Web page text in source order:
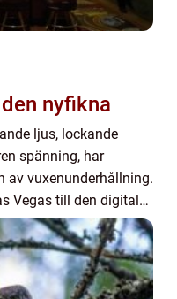
nyfikna
ljus, lockande
spänning, har
av vuxenunderhållning.
Vegas till den digitala